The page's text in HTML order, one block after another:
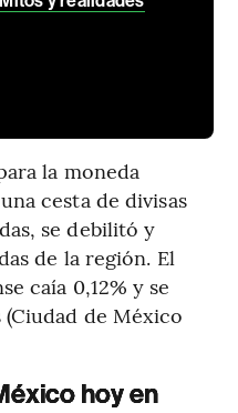
la moneda
cesta de divisas
se debilitó y
de la región. El
caía 0,12% y se
(Ciudad de México
hoy en